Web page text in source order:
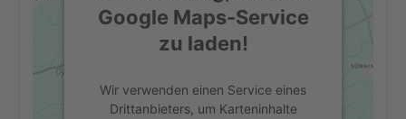
Google Maps-Service
zu laden!
Wir verwenden einen Service eines
Drittanbieters, um Karteninhalte